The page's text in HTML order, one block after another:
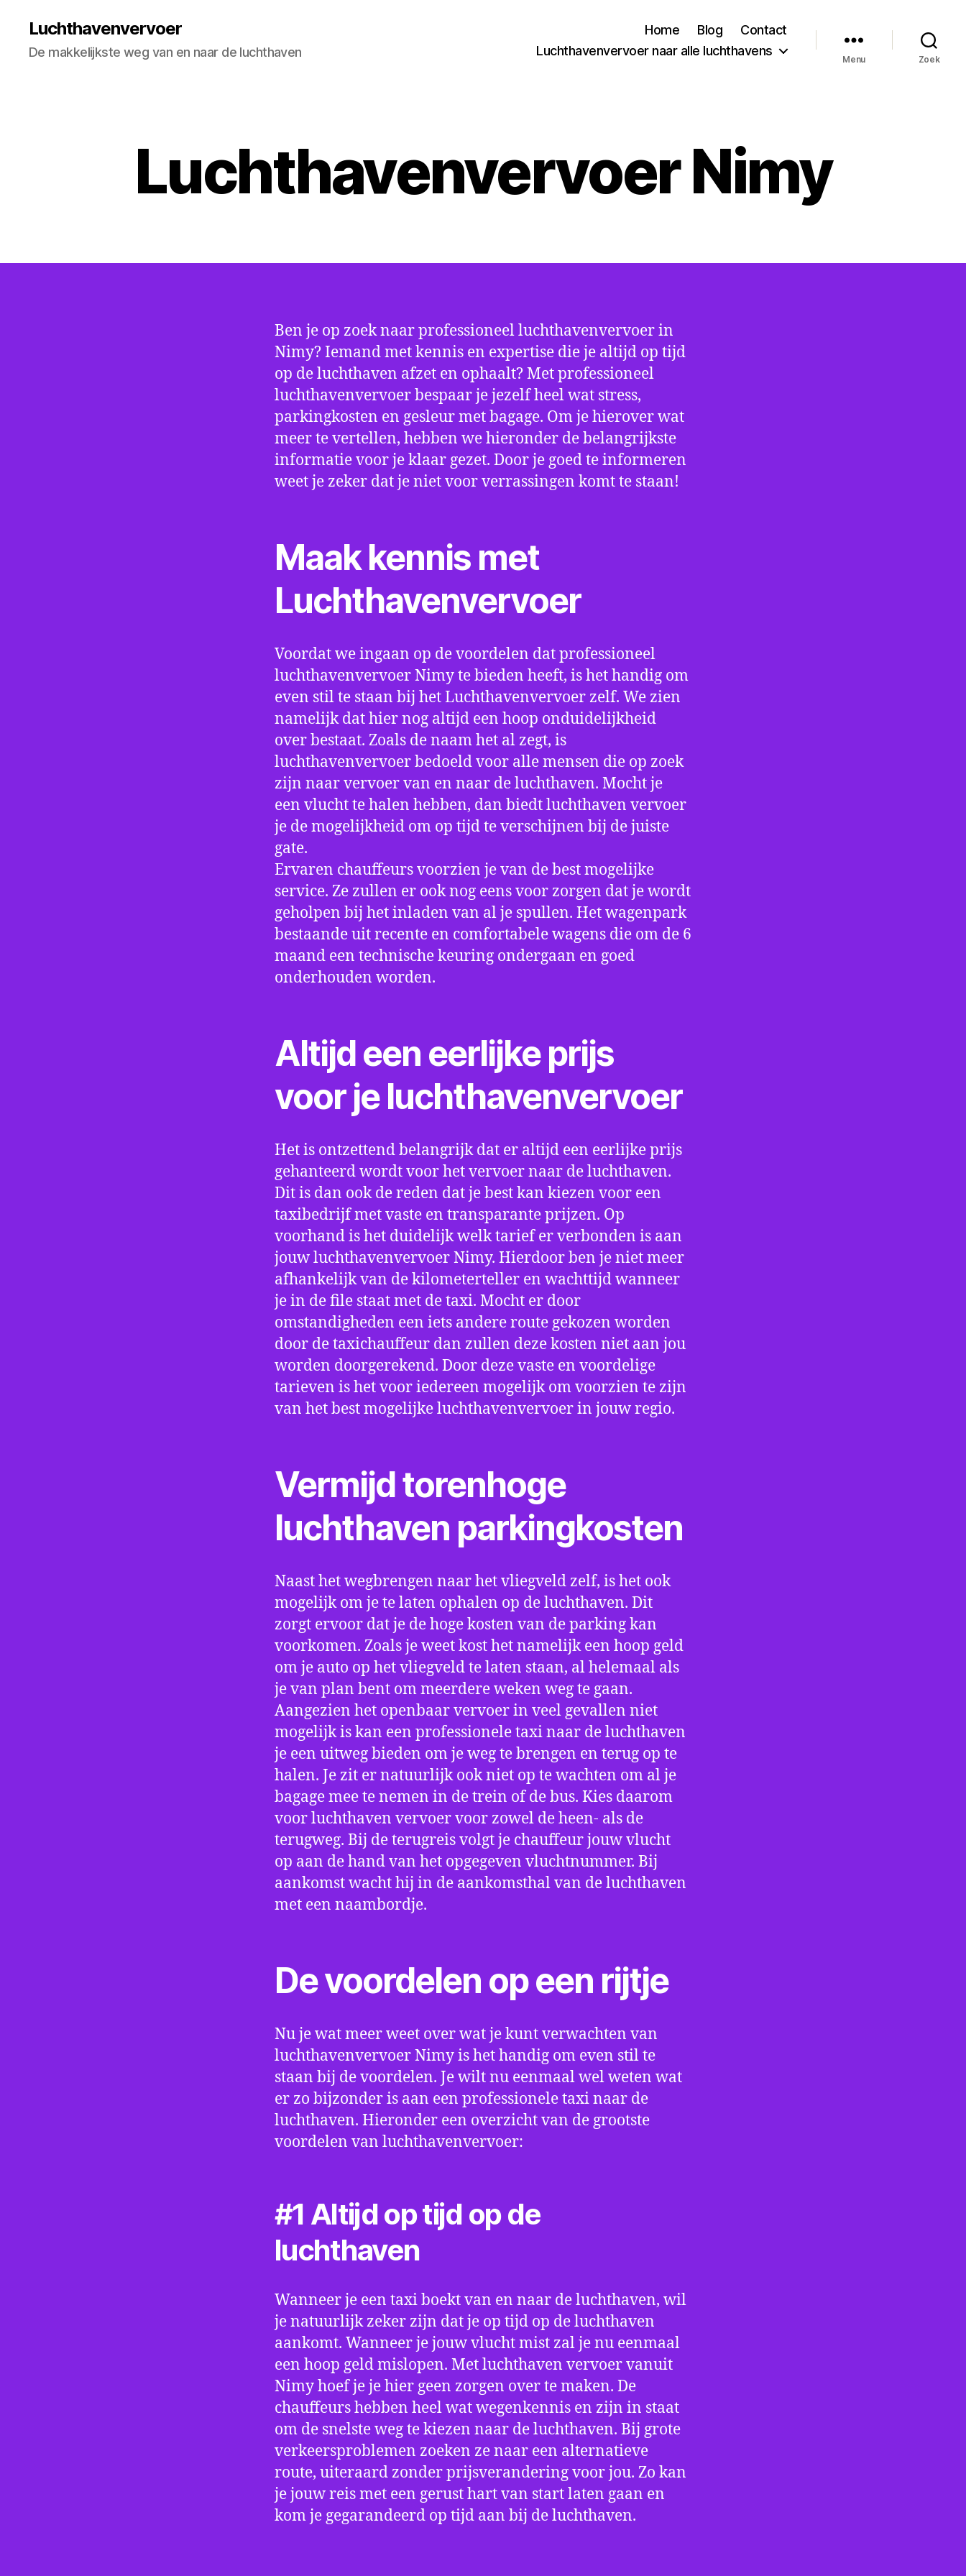
Luchthavenvervoer
De makkelijkste weg van en naar de luchthaven
Home Blog
Contact
Luchthavenvervoer naar alle luchthavens
Menu Zoek
Luchthavenvervoer Nimy
Ben je op zoek naar professioneel luchthavenvervoer in
Nimy? Iemand met kennis en expertise die je altijd op tijd
op de luchthaven afzet en ophaalt? Met professioneel
luchthavenvervoer bespaar je jezelf heel wat stress,
parkingkosten en gesleur met bagage. Om je hierover wat
meer te vertellen, hebben we hieronder de belangrijkste
informatie voor je klaar gezet. Door je goed te informeren
weet je zeker dat je niet voor verrassingen komt te staan!
Maak kennis met
Luchthavenvervoer
Voordat we ingaan op de voordelen dat professioneel
luchthavenvervoer Nimy te bieden heeft, is het handig om
even stil te staan bij het Luchthavenvervoer zelf. We zien
namelijk dat hier nog altijd een hoop onduidelijkheid
over bestaat. Zoals de naam het al zegt, is
luchthavenvervoer bedoeld voor alle mensen die op zoek
zijn naar vervoer van en naar de luchthaven. Mocht je
een vlucht te halen hebben, dan biedt luchthaven vervoer
je de mogelijkheid om op tijd te verschijnen bij de juiste
gate.
Ervaren chauffeurs voorzien je van de best mogelijke
service. Ze zullen er ook nog eens voor zorgen dat je wordt
geholpen bij het inladen van al je spullen. Het wagenpark
bestaande uit recente en comfortabele wagens die om de 6
maand een technische keuring ondergaan en goed
onderhouden worden.
Altijd een eerlijke prijs
voor je luchthavenvervoer
Het is ontzettend belangrijk dat er altijd een eerlijke prijs
gehanteerd wordt voor het vervoer naar de luchthaven.
Dit is dan ook de reden dat je best kan kiezen voor een
taxibedrijf met vaste en transparante prijzen. Op
voorhand is het duidelijk welk tarief er verbonden is aan
jouw luchthavenvervoer Nimy. Hierdoor ben je niet meer
afhankelijk van de kilometerteller en wachttijd wanneer
je in de file staat met de taxi. Mocht er door
omstandigheden een iets andere route gekozen worden
door de taxichauffeur dan zullen deze kosten niet aan jou
worden doorgerekend. Door deze vaste en voordelige
tarieven is het voor iedereen mogelijk om voorzien te zijn
van het best mogelijke luchthavenvervoer in jouw regio.
Vermijd torenhoge
luchthaven parkingkosten
Naast het wegbrengen naar het vliegveld zelf, is het ook
mogelijk om je te laten ophalen op de luchthaven. Dit
zorgt ervoor dat je de hoge kosten van de parking kan
voorkomen. Zoals je weet kost het namelijk een hoop geld
om je auto op het vliegveld te laten staan, al helemaal als
je van plan bent om meerdere weken weg te gaan.
Aangezien het openbaar vervoer in veel gevallen niet
mogelijk is kan een professionele taxi naar de luchthaven
je een uitweg bieden om je weg te brengen en terug op te
halen. Je zit er natuurlijk ook niet op te wachten om al je
bagage mee te nemen in de trein of de bus. Kies daarom
voor luchthaven vervoer voor zowel de heen- als de
terugweg. Bij de terugreis volgt je chauffeur jouw vlucht
op aan de hand van het opgegeven vluchtnummer. Bij
aankomst wacht hij in de aankomsthal van de luchthaven
met een naambordje.
De voordelen op een rijtje
Nu je wat meer weet over wat je kunt verwachten van
luchthavenvervoer Nimy is het handig om even stil te
staan bij de voordelen. Je wilt nu eenmaal wel weten wat
er zo bijzonder is aan een professionele taxi naar de
luchthaven. Hieronder een overzicht van de grootste
voordelen van luchthavenvervoer:
#1 Altijd op tijd op de
luchthaven
Wanneer je een taxi boekt van en naar de luchthaven, wil
je natuurlijk zeker zijn dat je op tijd op de luchthaven
aankomt. Wanneer je jouw vlucht mist zal je nu eenmaal
een hoop geld mislopen. Met luchthaven vervoer vanuit
Nimy hoef je je hier geen zorgen over te maken. De
chauffeurs hebben heel wat wegenkennis en zijn in staat
om de snelste weg te kiezen naar de luchthaven. Bij grote
verkeersproblemen zoeken ze naar een alternatieve
route, uiteraard zonder prijsverandering voor jou. Zo kan
je jouw reis met een gerust hart van start laten gaan en
kom je gegarandeerd op tijd aan bij de luchthaven.